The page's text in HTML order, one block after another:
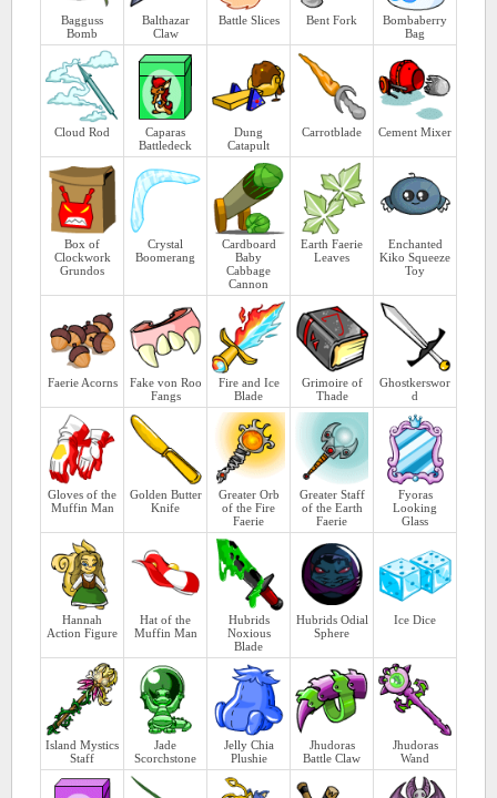
Bagguss
Bomb
Balthazar
Claw
Battle Slices Bent Fork
Bombaberry
Bag
Cloud Rod
Caparas
Battledeck
Dung
Catapult
Carrotblade Cement Mixer
Box of
Clockwork
Grundos
Crystal
Boomerang
Cardboard
Baby
Cabbage
Cannon
Earth Faerie
Leaves
Enchanted
Kiko Squeeze
Toy
Faerie Acorns
Fake von Roo
Fangs
Fire and Ice
Blade
Grimoire of
Thade
Ghostkerswor
d
Gloves of the
Muffin Man
Golden Butter
Knife
Greater Orb
of the Fire
Faerie
Greater Staff
of the Earth
Faerie
Fyoras
Looking
Glass
Hannah
Action Figure
Hat of the
Muffin Man
Hubrids
Noxious
Blade
Hubrids Odial
Sphere
Ice Dice
Island Mystics
Staff
Jade
Scorchstone
Jelly Chia
Plushie
Jhudoras
Battle Claw
Jhudoras
Wand